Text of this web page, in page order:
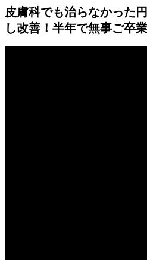
皮膚科でも治らなかった
し改善！半年で無事ご卒